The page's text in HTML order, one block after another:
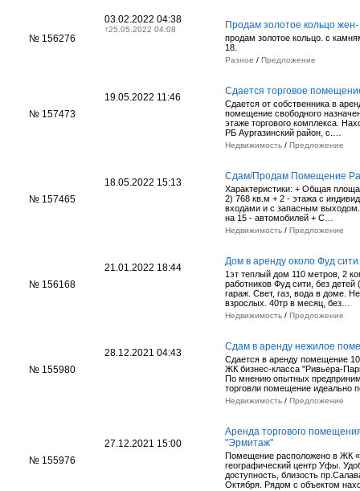
№ 156276
03.02.2022 04:38
↑25.05.2022 04:08 Продам золотое кольцо
продам золотое кольцо. с
18.
Разное / Предложение
№ 157473
19.05.2022 11:46
Сдается торговое
Сдается от собственника в
помещение свободного
этаже торгового комплекса.
РБ Аургазинский район, с.…
Недвижимость / Предложение
№ 157465
18.05.2022 15:13
Сдам/Продам Помещение
Характеристики: + Общая
2) 768 кв.м + 2 - этажа с
входами и с запасным
на 15 - автомобилей + С…
Недвижимость / Предложение
№ 156168
21.01.2022 18:44
Дом в аренду около Фуд сити
1эт теплый дом 110 метров, 2
работников Фуд сити, без детей
гараж. Свет, газ, вода в доме.
взрослых. 40тр в месяц, без…
Недвижимость / Предложение
№ 155980
28.12.2021 04:43
Сдам в аренду нежилое
Сдается в аренду помещение
ЖК бизнес-класса "Ривьера-
По мнению опытных
торговли помещение идеально
Недвижимость / Предложение
№ 155976
27.12.2021 15:00
Аренда торгового
"Эрмитаж"
Помещение расположено в ЖК
географический центр Уфы.
доступность, близость
Октября. Рядом с объектом